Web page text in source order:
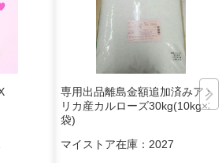
専用出品離島金額追加済みアメ
リカ産カルローズ30kg(10kg×3
袋)
マイストア在庫： 2027